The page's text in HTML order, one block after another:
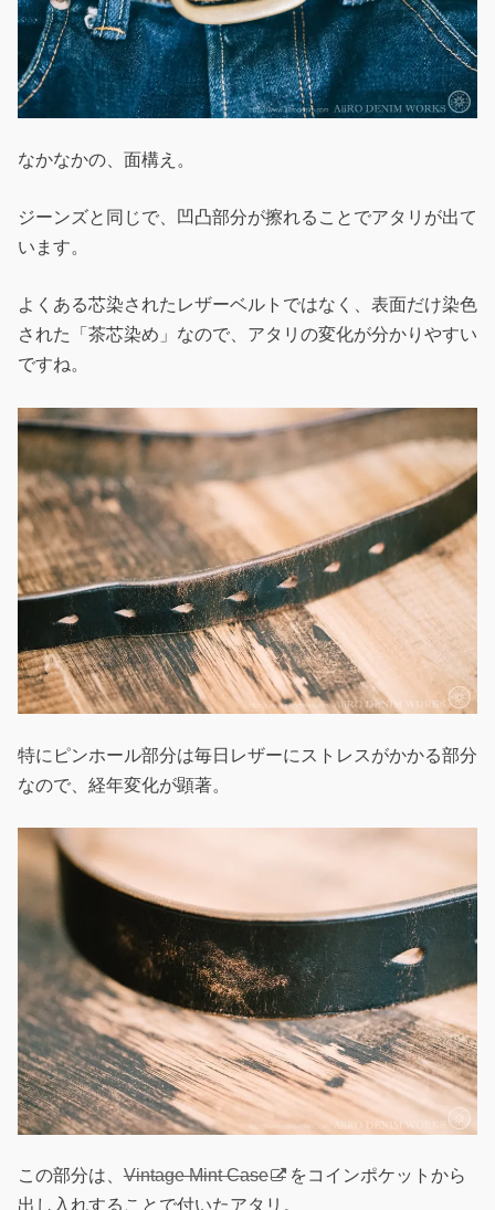
なかなかの、面構え。
ジーンズと同じで、凹凸部分が擦れることでアタリが出て
います。
よくある芯染されたレザーベルトではなく、表面だけ染色
された「茶芯染め」なので、アタリの変化が分かりやすい
ですね。
特にピンホール部分は毎日レザーにストレスがかかる部分
なので、経年変化が顕著。
この部分は、Vintage Mint Case
をコインポケットから
出し入れすることで付いたアタリ。